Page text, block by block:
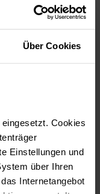
Über Cookies
Cookies
Einstellungen und
über Ihren
Internetangebot